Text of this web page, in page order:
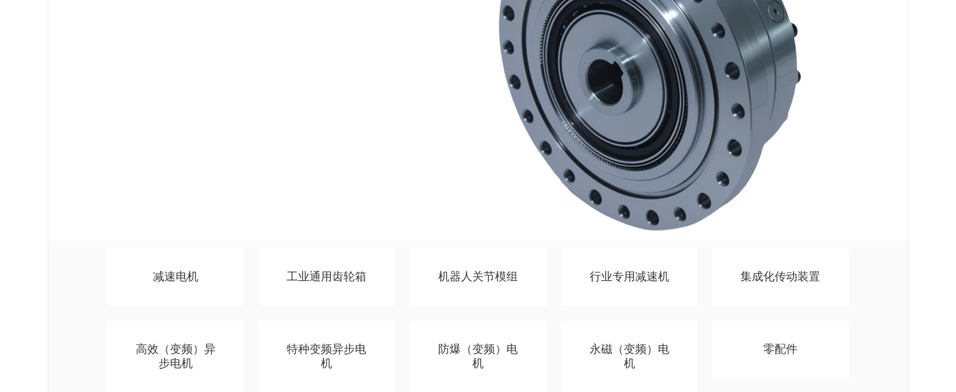
减速电机 工业通用齿轮箱 机器人关节模组 行业专用减速机 集成化传动装置
高效（变频）异
步电机
特种变频异步电
机
防爆（变频）电
机
永磁（变频）电
机
零配件